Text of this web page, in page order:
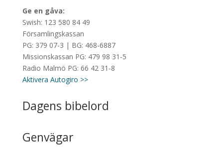
Ge en gåva:
Swish: 123 580 84 49
Församlingskassan
PG: 379 07-3 | BG: 468-6887
Missionskassan PG: 479 98 31-5
Radio Malmö PG: 66 42 31-8
Aktivera Autogiro >>
Dagens bibelord
Genvägar